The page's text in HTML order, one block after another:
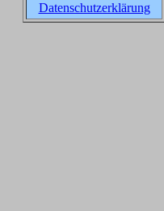
Datenschutzerklärung